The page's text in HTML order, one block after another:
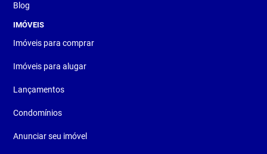
Blog
IMÓVEIS
Imóveis para comprar
Imóveis para alugar
Lançamentos
Condomínios
Anunciar seu imóvel